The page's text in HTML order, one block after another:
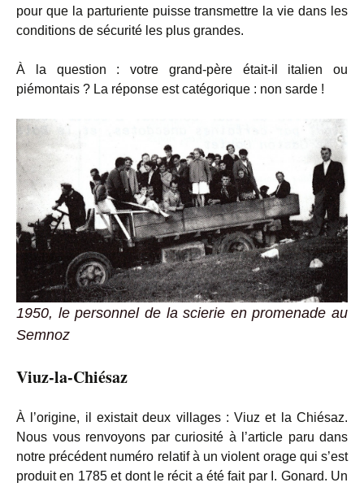
pour que la parturiente puisse transmettre la vie dans les
conditions de sécurité les plus grandes.
À la question : votre grand-père était-il italien ou
piémontais ? La réponse est catégorique : non sarde !
1950, le personnel de la scierie en promenade au
Semnoz
Viuz-la-Chiésaz
À l’origine, il existait deux villages : Viuz et la Chiésaz.
Nous vous renvoyons par curiosité à l’article paru dans
notre précédent numéro relatif à un violent orage qui s’est
produit en 1785 et dont le récit a été fait par I. Gonard. Un